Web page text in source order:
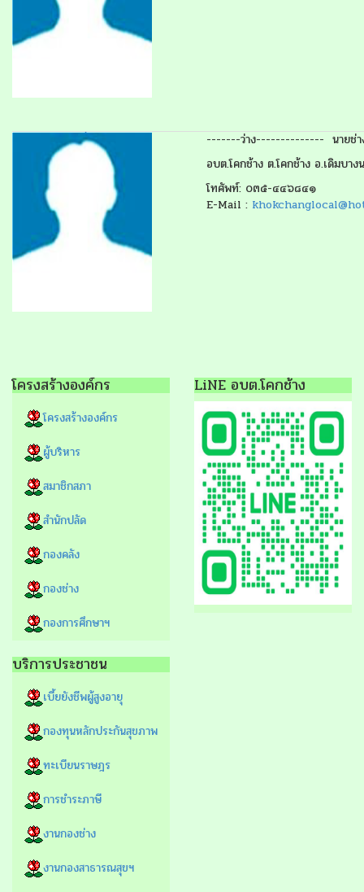
-------ว่าง-------------- นายช่าง
อบต.โคกช้าง ต.โคกช้าง อ.เดิมบา
โทศัพท์: ๐๓๕-๔๔๖๘๔๑
E-Mail :
โครงสร้างองค์กร
โครงสร้างองค์กร
ผู้บริหาร
สมาชิกสภา
สำนักปลัด
กองคลัง
กองช่าง
กองการศึกษาฯ
บริการประชาชน
เบี้ยยังชีพผู้สูงอายุ
กองทุนหลักประกันสุขภาพ
ทะเบียนราษฎร
การชำระภาษี
งานกองช่าง
งานกองสาธารณสุขฯ
LiNE อบต.โคกช้าง